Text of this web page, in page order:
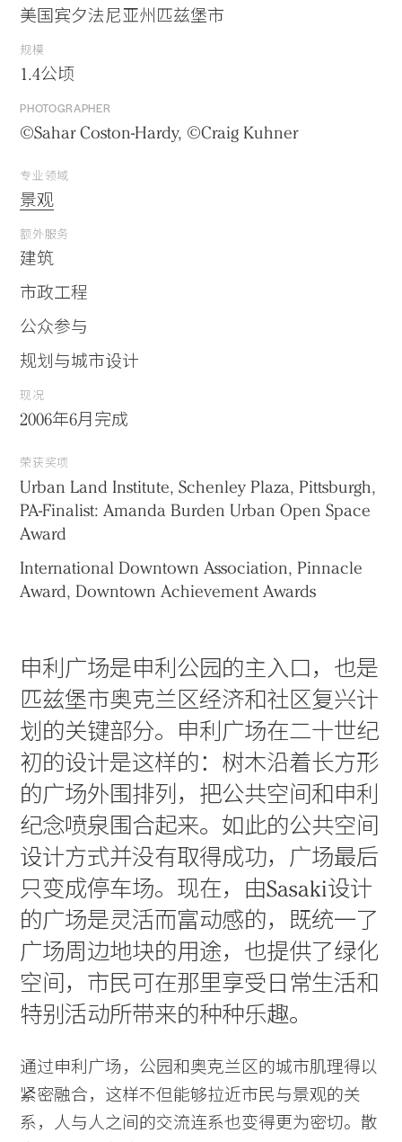
美国宾夕法尼亚州匹兹堡市
规模
1.4公顷
PHOTOGRAPHER
©Sahar Coston-Hardy, ©Craig Kuhner
专业领域
景观
额外服务
建筑
市政工程
公众参与
规划与城市设计
现况
2006年6月完成
荣获奖项
Urban Land Institute, Schenley Plaza, Pittsburgh,
PA-Finalist: Amanda Burden Urban Open Space
Award
International Downtown Association, Pinnacle
Award, Downtown Achievement Awards
申利广场是申利公园的主入口，也是
匹兹堡市奥克兰区经济和社区复兴计
划的关键部分。申利广场在二十世纪
初的设计是这样的：树木沿着长方形
的广场外围排列，把公共空间和申利
纪念喷泉围合起来。如此的公共空间
设计方式并没有取得成功，广场最后
只变成停车场。现在，由Sasaki设计
的广场是灵活而富动感的，既统一了
广场周边地块的用途，也提供了绿化
空间，市民可在那里享受日常生活和
特别活动所带来的种种乐趣。
通过申利广场，公园和奥克兰区的城市肌理得以
紧密融合，这样不但能够拉近市民与景观的关
系，人与人之间的交流连系也变得更为密切。散